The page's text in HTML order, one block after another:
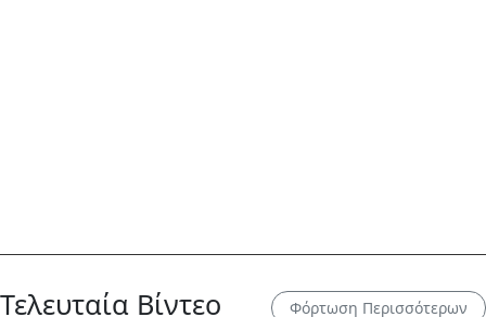
Τελευταία Βίντεο Φόρτωση Περισσότερων